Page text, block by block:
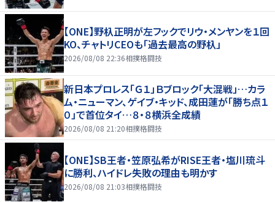
【ONE】野杁正明が左フックでリウ・メンヤンを１回
KO、チャトリCEOも「過去最高の野杁」
2026/08/08 22:36相撲格闘技
新日本プロレス「Ｇ１」Ｂブロック「大混戦」…カラ
ム・ニューマン、ゲイブ・キッド、成田蓮が「勝ち点１
０」で首位タイ…８・８横浜全成績
2026/08/08 21:20相撲格闘技
【ONE】SB王者・笠原弘希がRISE王者・塩川琉斗
に勝利、ハイドレ失敗の理由も明かす
2026/08/08 21:03相撲格闘技